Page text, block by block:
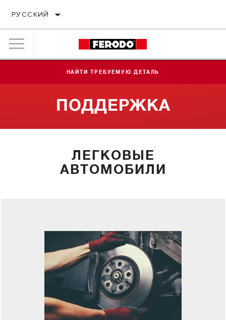
РУССКИЙ
НАЙТИ ТРЕБУЕМУЮ ДЕТАЛЬ
ПОДДЕРЖКА
ЛЕГКОВЫЕ
АВТОМОБИЛИ